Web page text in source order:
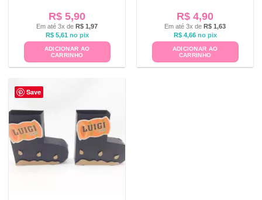
R$ 5,90
Em até 3x de R$ 1,97
R$5,61 no pix
ADICIONAR AO
CARRINHO
R$ 4,90
Em até 3x de R$ 1,63
R$4,66 no pix
ADICIONAR AO
CARRINHO
Save